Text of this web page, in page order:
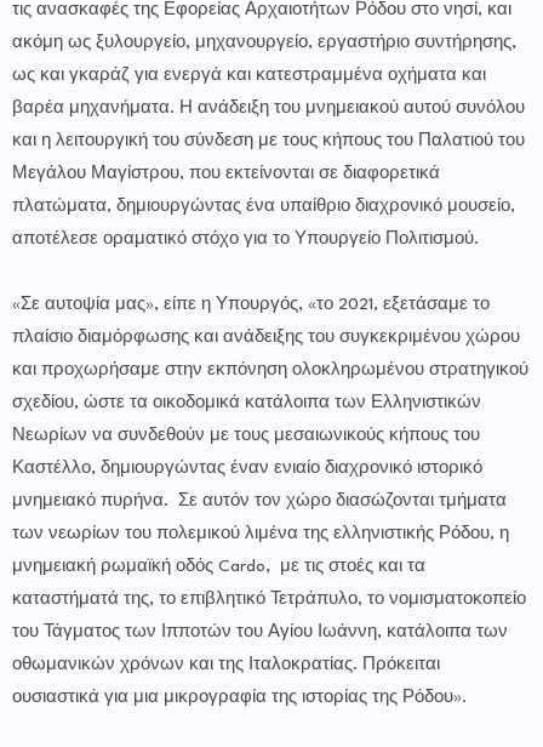
τις ανασκαφές της Εφορείας Αρχαιοτήτων Ρόδου στο νησί, και
ακόμη ως ξυλουργείο, μηχανουργείο, εργαστήριο συντήρησης,
ως και γκαράζ για ενεργά και κατεστραμμένα οχήματα και
βαρέα μηχανήματα. Η ανάδειξη του μνημειακού αυτού συνόλου
και η λειτουργική του σύνδεση με τους κήπους του Παλατιού του
Μεγάλου Μαγίστρου, που εκτείνονται σε διαφορετικά
πλατώματα, δημιουργώντας ένα υπαίθριο διαχρονικό μουσείο,
αποτέλεσε οραματικό στόχο για το Υπουργείο Πολιτισμού.
«Σε αυτοψία μας», είπε η Υπουργός, «το 2021, εξετάσαμε το
πλαίσιο διαμόρφωσης και ανάδειξης του συγκεκριμένου χώρου
και προχωρήσαμε στην εκπόνηση ολοκληρωμένου στρατηγικού
σχεδίου, ώστε τα οικοδομικά κατάλοιπα των Ελληνιστικών
Νεωρίων να συνδεθούν με τους μεσαιωνικούς κήπους του
Καστέλλο, δημιουργώντας έναν ενιαίο διαχρονικό ιστορικό
μνημειακό πυρήνα. Σε αυτόν τον χώρο διασώζονται τμήματα
των νεωρίων του πολεμικού λιμένα της ελληνιστικής Ρόδου, η
μνημειακή ρωμαϊκή οδός Cardo, με τις στοές και τα
καταστήματά της, το επιβλητικό Τετράπυλο, το νομισματοκοπείο
του Τάγματος των Ιπποτών του Αγίου Ιωάννη, κατάλοιπα των
οθωμανικών χρόνων και της Ιταλοκρατίας. Πρόκειται
ουσιαστικά για μια μικρογραφία της ιστορίας της Ρόδου».